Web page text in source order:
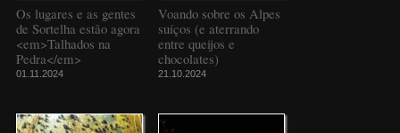
Os lugares e as gentes
de Sortelha estão agora
<em>Talhados na
Pedra</em>
01.11.2024
Voando sobre os Alpes
suíços (e aterrando
entre queijos e
chocolates)
21.10.2024